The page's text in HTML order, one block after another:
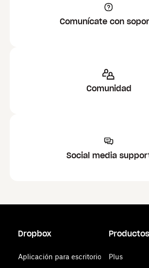
Comunícate con
Comunidad
Social media
Dropbox
Aplicación para escritorio
Productos
Plus